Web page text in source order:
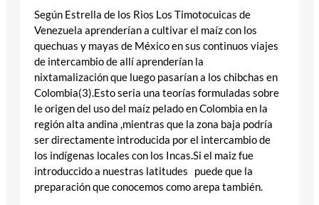
Según Estrella de los Rios Los Timotocuicas de
Venezuela aprenderían a cultivar el maíz con los
quechuas y mayas de México en sus continuos viajes
de intercambio de allí aprenderían la
nixtamalización que luego pasarían a los chibchas en
Colombia(3).Esto seria una teorías formuladas sobre
le origen del uso del maíz pelado en Colombia en la
región alta andina ,mientras que la zona baja podría
ser directamente introducida por el intercambio de
los indígenas locales con los Incas.Si el maiz fue
introduccido a nuestras latitudes puede que la
preparación que conocemos como arepa también.